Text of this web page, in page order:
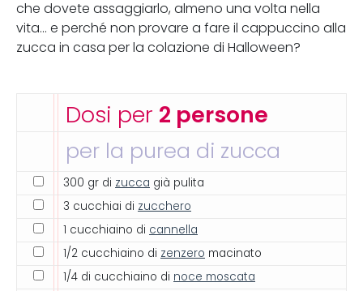
che dovete assaggiarlo, almeno una volta nella
vita... e perché non provare a fare il cappuccino alla
zucca in casa per la colazione di Halloween?
Dosi per 2 persone
per la purea di zucca
300 gr di zucca già pulita
3 cucchiai di zucchero
1 cucchiaino di cannella
1/2 cucchiaino di zenzero macinato
1/4 di cucchiaino di noce moscata